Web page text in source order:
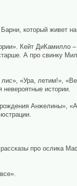
который живет
Кейт ДиКамилло
А про свинку
«Ура, летим!»,
истории.
Анжелины»,
про ослика